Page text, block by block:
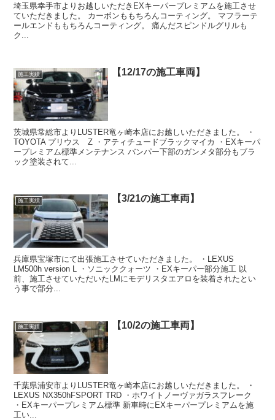
埼玉県幸手市よりお越しいただきEXキーパープレミアムを施工させ
ていただきました。 カーボンももちろんコーティング。 マフラーテ
ールエンドももちろんコーティング。 痛んだスピンドルグリルも
ク...
施工実績 【12/17の施工車両】
茨城県常総市よりLUSTER竜ヶ崎本店にお越しいただきました。 ・
TOYOTA プリウス Z ・アティチュードブラックマイカ ・EXキーパ
ープレミアム標準メンテナンス バンパー下部のガンメタ部分もブラ
ック塗装されて...
施工実績 【3/21の施工車両】
兵庫県宝塚市にて出張施工させていただきました。 ・LEXUS
LM500h version L ・ソニッククォーツ ・EXキーパー部分施工 以
前、施工させていただいたLMにモデリスタエアロを装着されたとい
う事で部分...
施工実績 【10/2の施工車両】
千葉県浦安市よりLUSTER竜ヶ崎本店にお越しいただきました。 ・
LEXUS NX350hFSPORT TRD ・ホワイトノーヴァガラスフレーク
・EXキーパープレミアム標準 新車時にEXキーパープレミアムを施
工い...